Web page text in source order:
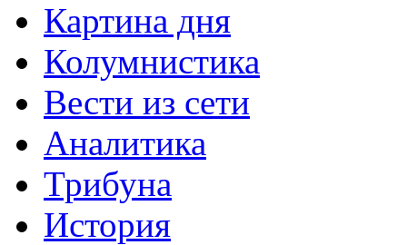
Картина дня
Колумнистика
Вести из сети
Аналитика
Трибуна
История